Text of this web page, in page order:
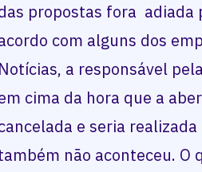
propostas fora adiada
com alguns dos
Notícias, a responsável
cima da hora que a
e seria
não aconteceu. O